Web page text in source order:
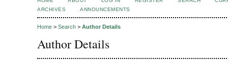
ARCHIVES
ANNOUNCEMENTS
Home > Search > Author Details
Author Details